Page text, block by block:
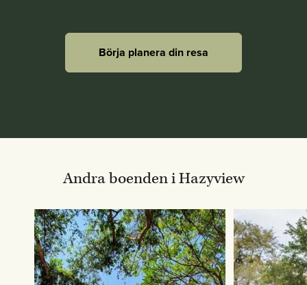
Börja planera din resa
Andra boenden i Hazyview